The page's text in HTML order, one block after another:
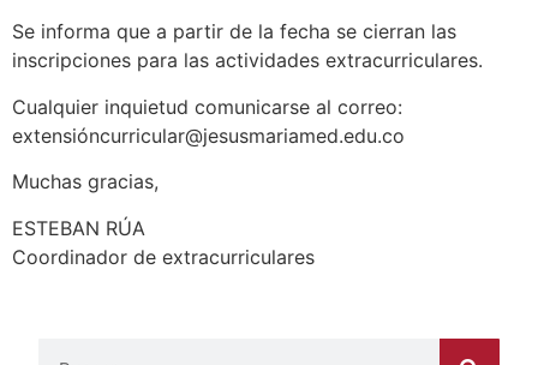
Se informa que a partir de la fecha se cierran las
inscripciones para las actividades extracurriculares.
Cualquier inquietud comunicarse al correo:
extensióncurricular@jesusmariamed.edu.co
Muchas gracias,
ESTEBAN RÚA
Coordinador de extracurriculares